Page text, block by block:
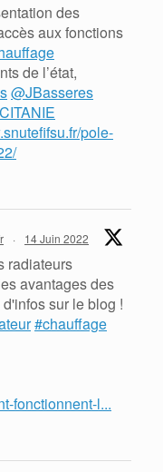
des
aux fonctions
de l’état,
@JBasseres
pole-
· 14 Juin 2022
radiateurs
avantages des
sur le blog !
#chauffage
fonctionnent-l...